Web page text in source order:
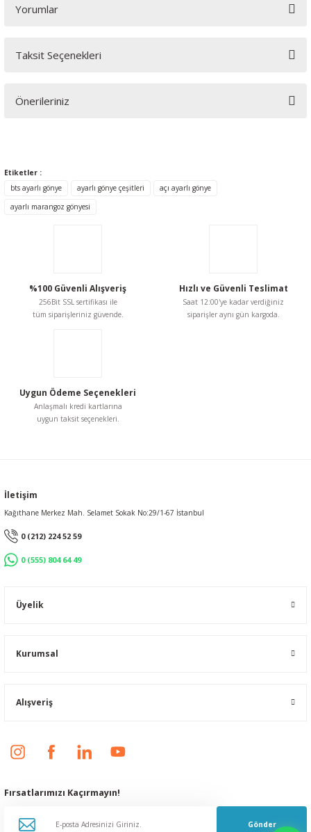
Yorumlar
Taksit Seçenekleri
Önerileriniz
Görüş ve önerileriniz için teşekkür ederiz.
Ürün resmi kalitesiz, bozuk veya görüntülenemiyor.
Bu ürüne benzer farklı alternatifler olmalı.
Etiketler :
bts ayarlı gönye
ayarlı gönye çeşitleri
açı ayarlı gönye
ayarlı marangoz gönyesi
%100 Güvenli Alışveriş
256Bit SSL sertifikası ile
tüm siparişleriniz güvende.
Hızlı ve Güvenli Teslimat
Saat 12:00'ye kadar verdiğiniz
siparişler aynı gün kargoda.
Uygun Ödeme Seçenekleri
Anlaşmalı kredi kartlarına
uygun taksit seçenekleri.
İletişim
Kağıthane Merkez Mah. Selamet Sokak No:29/1-67 İstanbul
0 (212) 224 52 59
0 (555) 804 64 49
Üyelik
Kurumsal
Alışveriş
Fırsatlarımızı Kaçırmayın!
Gönder